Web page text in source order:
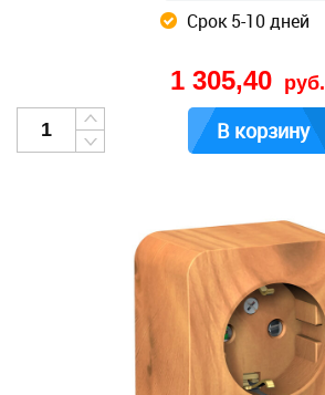
Срок 5-10 дней
1 305,40 руб.
В корзину